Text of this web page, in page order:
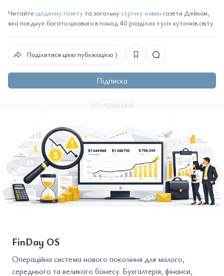
Читайте щоденну газету та загальну стрічку новин газети Дейком,
яка поєднує багато цікавого в понад 40 розділах з усіх куточків світу.
Поділитися цією публікацією ⟩
Підписка
ОГОЛОШЕННЯ
FinDay OS
Операційна система нового покоління для малого,
середнього та великого бізнесу. Бухгалтерія, фінанси,